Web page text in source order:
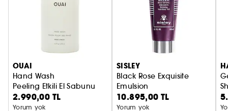
OUAI
Hand Wash
Peeling Etkili El Sabunu
2.990,00 TL
Yorum yok
SISLEY
Black Rose Exquisite
Emulsion
Nemlendirici
10.895,00 TL
Yorum yok